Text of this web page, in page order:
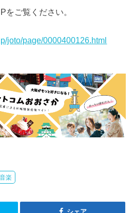
ご覧ください。
joto/page/0000400126.html
音楽